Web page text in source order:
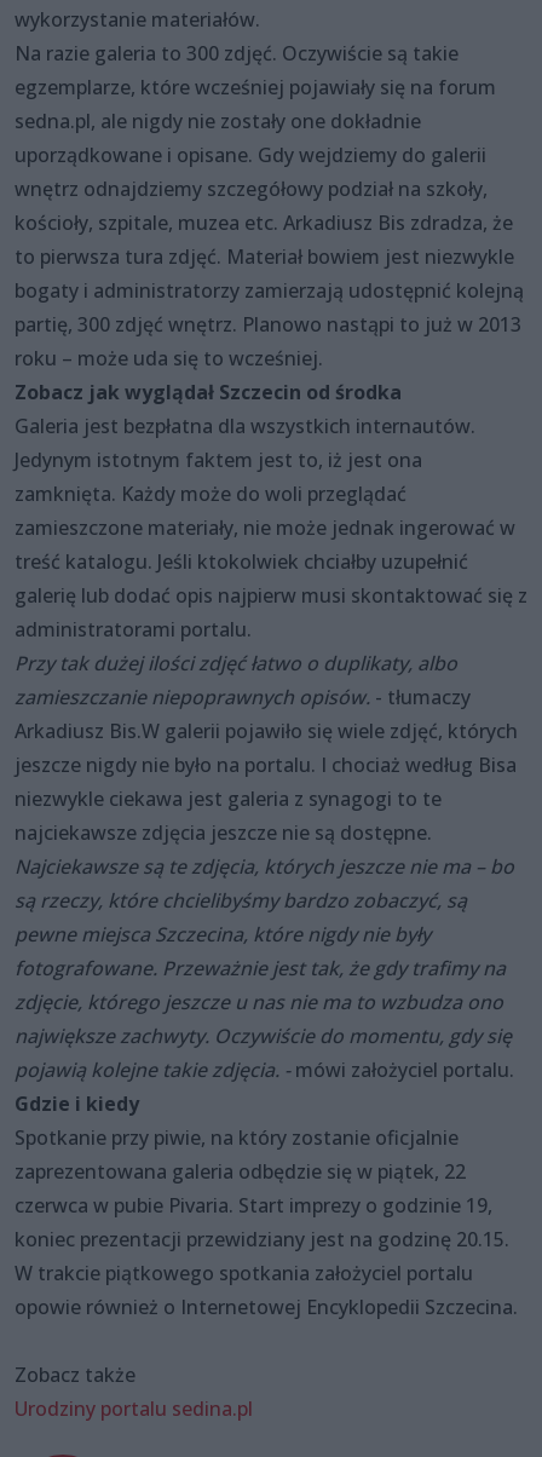
wykorzystanie materiałów.
Na razie galeria to 300 zdjęć. Oczywiście są takie
egzemplarze, które wcześniej pojawiały się na forum
sedna.pl, ale nigdy nie zostały one dokładnie
uporządkowane i opisane. Gdy wejdziemy do galerii
wnętrz odnajdziemy szczegółowy podział na szkoły,
kościoły, szpitale, muzea etc. Arkadiusz Bis zdradza, że
to pierwsza tura zdjęć. Materiał bowiem jest niezwykle
bogaty i administratorzy zamierzają udostępnić kolejną
partię, 300 zdjęć wnętrz. Planowo nastąpi to już w 2013
roku – może uda się to wcześniej.
Zobacz jak wyglądał Szczecin od środka
Galeria jest bezpłatna dla wszystkich internautów.
Jedynym istotnym faktem jest to, iż jest ona
zamknięta. Każdy może do woli przeglądać
zamieszczone materiały, nie może jednak ingerować w
treść katalogu. Jeśli ktokolwiek chciałby uzupełnić
galerię lub dodać opis najpierw musi skontaktować się z
administratorami portalu.
Przy tak dużej ilości zdjęć łatwo o duplikaty, albo
zamieszczanie niepoprawnych opisów. - tłumaczy
Arkadiusz Bis.W galerii pojawiło się wiele zdjęć, których
jeszcze nigdy nie było na portalu. I chociaż według Bisa
niezwykle ciekawa jest galeria z synagogi to te
najciekawsze zdjęcia jeszcze nie są dostępne.
Najciekawsze są te zdjęcia, których jeszcze nie ma – bo
są rzeczy, które chcielibyśmy bardzo zobaczyć, są
pewne miejsca Szczecina, które nigdy nie były
fotografowane. Przeważnie jest tak, że gdy trafimy na
zdjęcie, którego jeszcze u nas nie ma to wzbudza ono
największe zachwyty. Oczywiście do momentu, gdy się
pojawią kolejne takie zdjęcia. -mówi założyciel portalu.
Gdzie i kiedy
Spotkanie przy piwie, na który zostanie oficjalnie
zaprezentowana galeria odbędzie się w piątek, 22
czerwca w pubie Pivaria. Start imprezy o godzinie 19,
koniec prezentacji przewidziany jest na godzinę 20.15.
W trakcie piątkowego spotkania założyciel portalu
opowie również o Internetowej Encyklopedii Szczecina.
Zobacz także
Urodziny portalu sedina.pl